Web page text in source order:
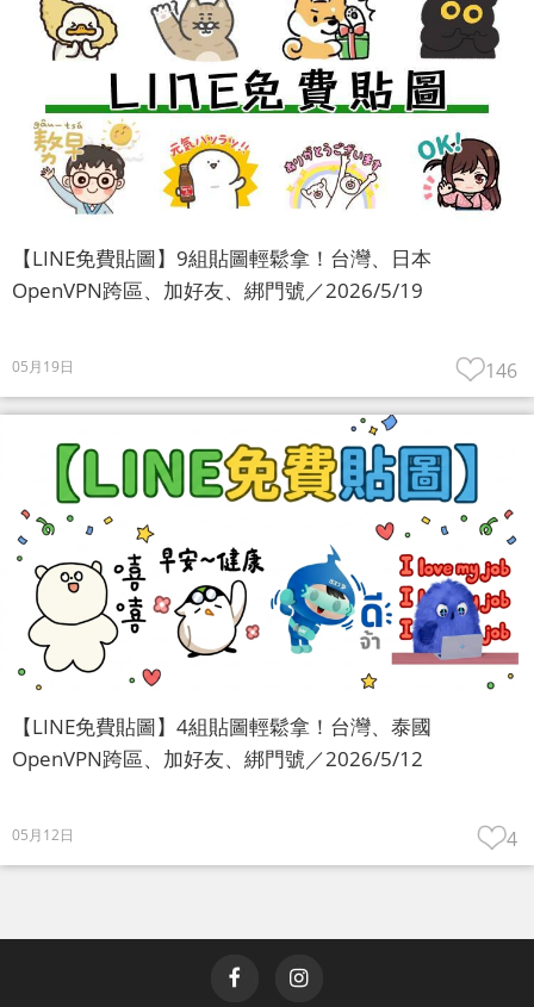
【LINE免費貼圖】9組貼圖輕鬆拿！台灣、日本
OpenVPN跨區、加好友、綁門號／2026/5/19
05月19日 146
【LINE免費貼圖】4組貼圖輕鬆拿！台灣、泰國
OpenVPN跨區、加好友、綁門號／2026/5/12
05月12日 4